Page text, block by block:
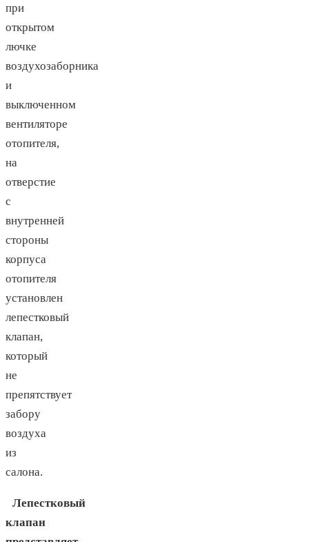
при
открытом
лючке
воздухозаборника
и
выключенном
вентиляторе
отопителя,
на
отверстие
с
внутренней
стороны
корпуса
отопителя
установлен
лепестковый
клапан,
который
не
препятствует
забору
воздуха
из
салона.
Лепестковый
клапан